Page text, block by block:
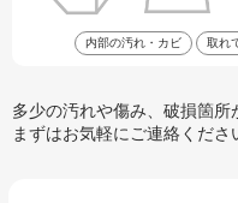
内部の汚れ・カビ 取れ
多少の汚れや傷み、破損箇所
まずはお気軽にご連絡くださ